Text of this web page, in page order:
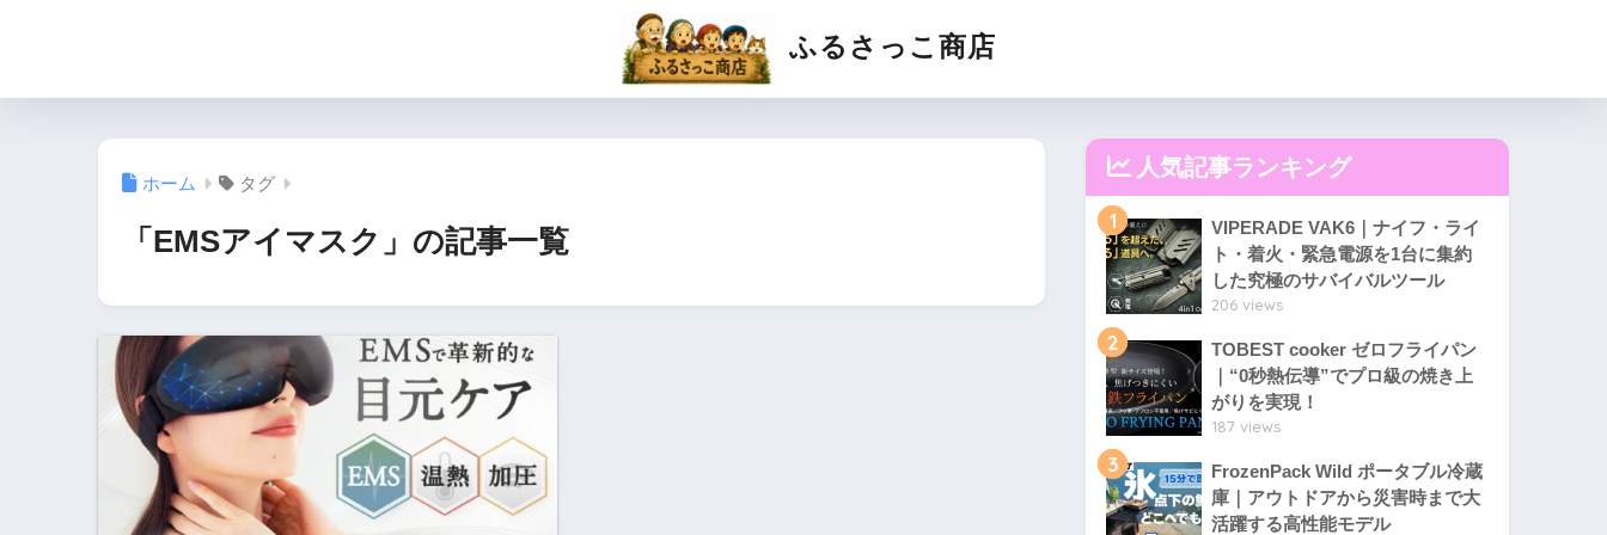
ふるさっこ商店
ホーム タグ
「EMSアイマスク」の記事一覧
人気記事ランキング
1
VIPERADE VAK6｜ナイフ・ライ
ト・着火・緊急電源を1台に集約
した究極のサバイバルツール
206 views
2
TOBEST cooker ゼロフライパン
｜“0秒熱伝導”でプロ級の焼き上
がりを実現！
187 views
3
FrozenPack Wild ポータブル冷蔵
庫｜アウトドアから災害時まで大
活躍する高性能モデル